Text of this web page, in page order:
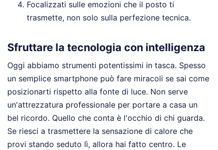
Focalizzati sulle emozioni che il posto ti
trasmette, non solo sulla perfezione tecnica.
Sfruttare la tecnologia con intelligenza
Oggi abbiamo strumenti potentissimi in tasca. Spesso
un semplice smartphone può fare miracoli se sai come
posizionarti rispetto alla fonte di luce. Non serve
un'attrezzatura professionale per portare a casa un
bel ricordo. Quello che conta è l'occhio di chi guarda.
Se riesci a trasmettere la sensazione di calore che
provi stando seduto lì, allora hai fatto centro. Le